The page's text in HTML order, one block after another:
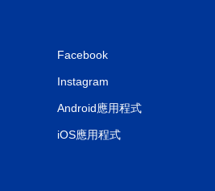
Facebook
Instagram
Android應用程式
iOS應用程式